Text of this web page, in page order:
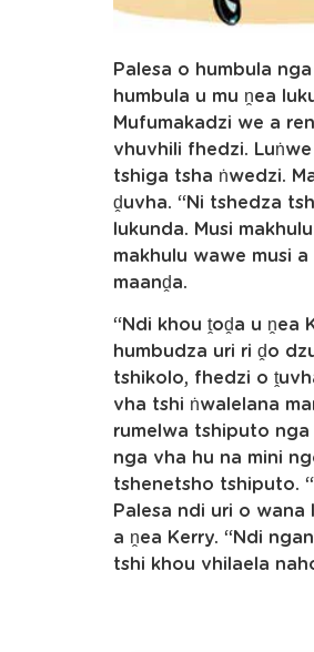
Palesa o humbula
humbula u mu ṋea
Mufumakadzi we a
vhuvhili fhedzi.
tshiga tsha ṅwedzi.
ḓuvha. “Ni tshedza
lukunda. Musi
makhulu wawe musi
maanḓa.
“Ndi khou ṱoḓa u ṋea
humbudza uri ri ḓo
tshikolo, fhedzi o
vha tshi ṅwalelana
rumelwa tshiputo nga
nga vha hu na mini
tshenetsho tshiputo.
Palesa ndi uri o
a ṋea Kerry. “Ndi
tshi khou vhilaela